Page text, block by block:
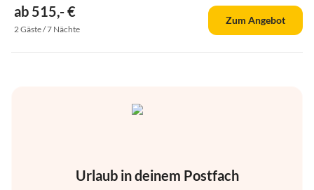
ab 515,- €
2 Gäste / 7 Nächte
Zum Angebot
Urlaub in deinem Postfach